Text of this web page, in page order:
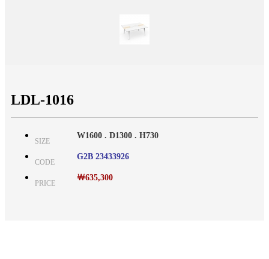
LDL-1016
SIZE
W1600 . D1300 . H730
CODE
G2B 23433926
PRICE
￦635,300